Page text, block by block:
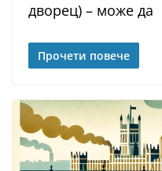
дворец) – може да
Прочети повече